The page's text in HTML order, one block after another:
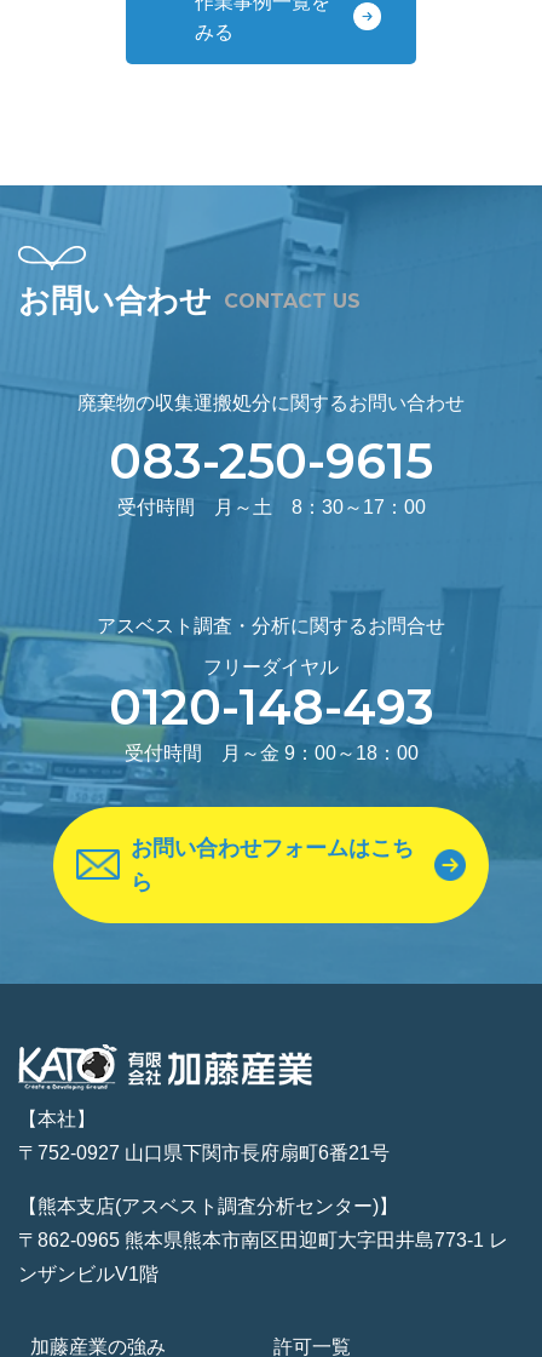
みる
お問い合わせ CONTACT US
廃棄物の収集運搬処分に関するお問い合わせ
083-250-9615
受付時間 月～土 8：30～17：00
アスベスト調査・分析に関するお問合せ
フリーダイヤル
0120-148-493
受付時間 月～金 9：00～18：00
お問い合わせフォームはこち
ら
【本社】
〒752-0927 山口県下関市長府扇町6番21号
【熊本支店(アスベスト調査分析センター)】
〒862-0965 熊本県熊本市南区田迎町大字田井島773-1 レ
ンザンビルV1階
加藤産業の強み 許可一覧